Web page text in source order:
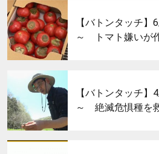
【バトンタッチ
～ トマト嫌いが
【バトンタッチ
～ 絶滅危惧種を
サムネイル